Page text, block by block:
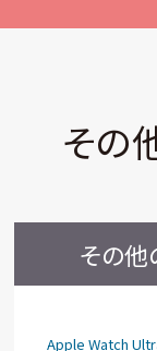
その
その他
Apple Watch